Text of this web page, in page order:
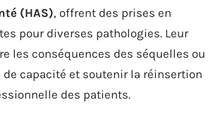
(HAS), offrent des prises en
pour diverses pathologies. Leur
les conséquences des séquelles ou
capacité et soutenir la réinsertion
des patients.